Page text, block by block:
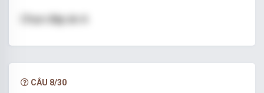
Chọn đáp án A
CÂU 8/30